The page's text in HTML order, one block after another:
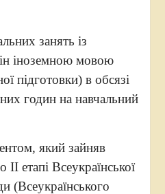
занять із
іноземною мовою
підготовки) в обсязі
годин на навчальний
який зайняв
II етапі Всеукраїнської
(Всеукраїнського